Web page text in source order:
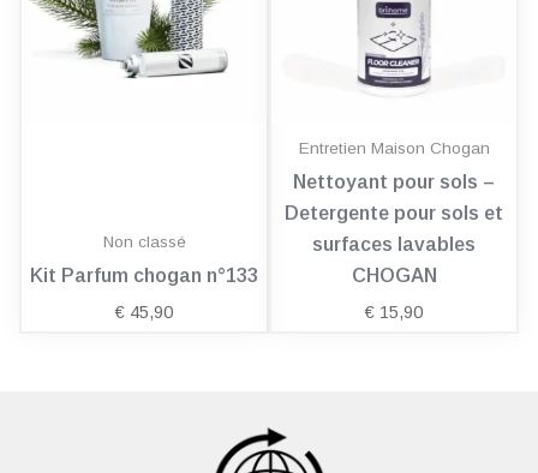
Non classé
Kit Parfum chogan n°133
€ 45,90
Entretien Maison Chogan
Nettoyant pour sols –
Detergente pour sols et
surfaces lavables
CHOGAN
€ 15,90